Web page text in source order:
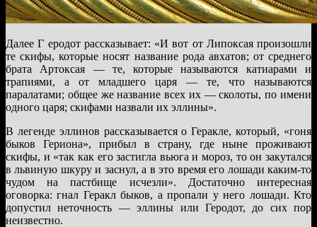
Далее Г еродот рассказывает: «И вот от Липоксая произошли
те скифы, которые носят название рода авхатов; от среднего
брата Артоксая — те, которые называются катиарами и
трапиями, а от младшего царя — те, что называются
паралатами; общее же название всех их — сколоты, по имени
одного царя; скифами назвали их эллины».
В легенде эллинов рассказывается о Геракле, который, «гоня
быков Гериона», прибыл в страну, где ныне проживают
скифы, и «так как его застигла вьюга и мороз, то он закутался
в львиную шкуру и заснул, а в это время его лошади каким-то
чудом на пастбище исчезли». Достаточно интересная
оговорка: гнал Геракл быков, а пропали у него лошади. Кто
допустил неточность — эллины или Геродот, до сих пор
неизвестно.